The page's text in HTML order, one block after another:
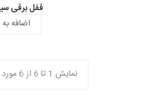
قفل برقی
اضافه
نمایش 1 تا 6 از 6 مورد